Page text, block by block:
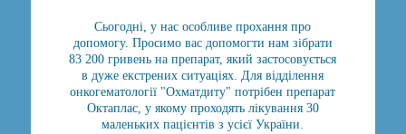
Сьогодні, у нас особливе прохання про
допомогу. Просимо вас допомогти нам зібрати
83 200 гривень на препарат, який застосовується
в дуже екстрених ситуаціях. Для відділення
онкогематології "Охматдиту" потрібен препарат
Октаплас, у якому проходять лікування 30
маленьких пацієнтів з усієї України.